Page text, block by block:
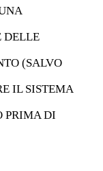
DELLE
(SALVO
IL SISTEMA
PRIMA DI